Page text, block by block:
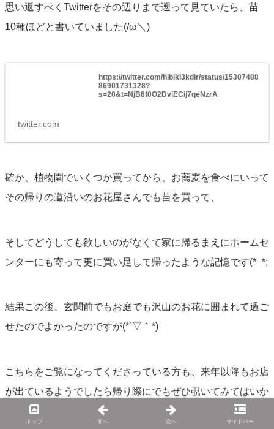
思い返すべくTwitterをその辺りまで遡って見ていたら、苗
10種ほどと書いていました(/ω＼)
https://twitter.com/hibiki3kdir/status/15307488
86901731328?
s=20&t=NjB8f0O2DviECij7qeNzrA
twitter.com
確か、植物園でいくつか買ってから、お蕎麦を食べにいって
その帰りの道沿いのお花屋さんでも苗を買って、
そしてどうしても欲しいのがなくて家に帰るまえにホームセ
ンターにも寄って更に買い足して帰ったような記憶です(*_*;
結果この後、玄関前でもお庭でも沢山のお花に囲まれて過ご
せたのでよかったのですが(*´▽｀*)
こちらをご覧になってくださっている方も、来年以降もお店
が出ているようでしたら帰り際にでもぜひ覗いてみてはいか
がでしょうか♪
トップ 前へ 次へ サイドバー